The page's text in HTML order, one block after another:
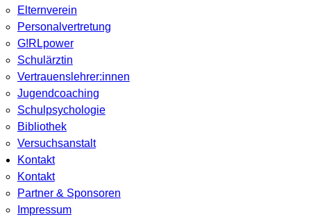
Elternverein
Personalvertretung
G!RLpower
Schulärztin
Vertrauenslehrer:innen
Jugendcoaching
Schulpsychologie
Bibliothek
Versuchsanstalt
Kontakt
Kontakt
Partner & Sponsoren
Impressum